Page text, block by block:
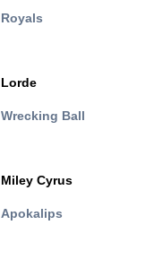
Royals
Lorde
Wrecking Ball
Miley Cyrus
Apokalips